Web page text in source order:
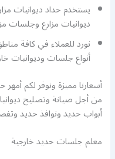
يستخدم حداد ديوانيات
ديوانيات مزارع وجلسات
نورد للعملاء في كافة
أنواع جلسات وديوانيات
أسعارنا مميزة ونوفر لكم
من أجل صيانة وتصليح
أبواب حديد ونوافذ حديد
معلم جلسات حديد خارجية